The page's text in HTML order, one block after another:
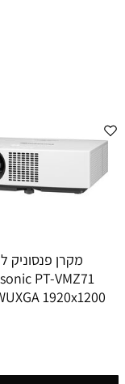
מקרן פנסוניק
PT-VMZ71
1920x1200